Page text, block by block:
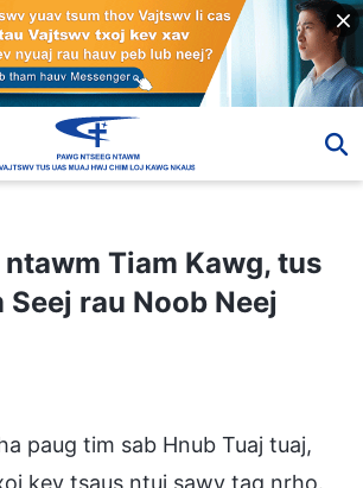
Tiam Kawg, tus
Seej rau Noob Neej
paug tim sab Hnub Tuaj tuaj,
kev tsaus ntuj sawv tag nrho.